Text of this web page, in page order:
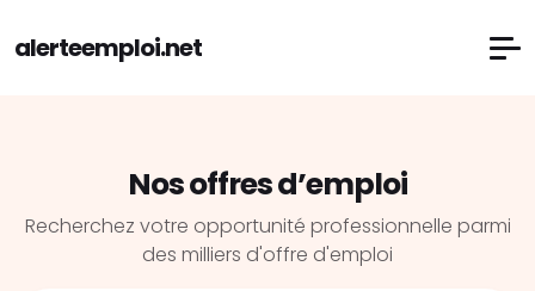
alerteemploi.net
Nos offres d’emploi
Recherchez votre opportunité professionnelle parmi
des milliers d'offre d'emploi